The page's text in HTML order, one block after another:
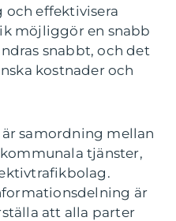
effektivisera
möjliggör en snabb
snabbt, och det
kostnader och
samordning mellan
tjänster,
är
att alla parter